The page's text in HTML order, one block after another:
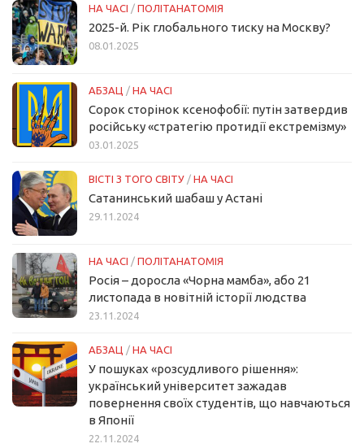
НА ЧАСІ / ПОЛІТАНАТОМІЯ
2025-й. Рік глобального тиску на Москву?
08.01.2025
АБЗАЦ / НА ЧАСІ
Сорок сторінок ксенофобії: путін затвердив
російську «стратегію протидії екстремізму»
03.01.2025
ВІСТІ З ТОГО СВІТУ / НА ЧАСІ
Сатанинський шабаш у Астані
29.11.2024
НА ЧАСІ / ПОЛІТАНАТОМІЯ
Росія – доросла «Чорна мамба», або 21
листопада в новітній історії людства
23.11.2024
АБЗАЦ / НА ЧАСІ
У пошуках «розсудливого рішення»:
український університет зажадав
повернення своїх студентів, що навчаються
в Японії
22.11.2024